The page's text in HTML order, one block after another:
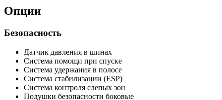
Опции
Безопасность
Датчик давления в шинах
Система помощи при спуске
Система удержания в полосе
Система стабилизации (ESP)
Система контроля слепых зон
Подушки безопасности боковые